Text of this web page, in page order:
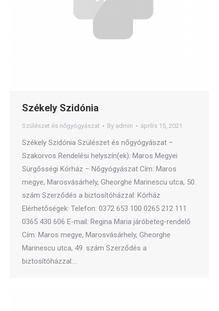
Székely Szidónia
Szülészet és nőgyógyászat By admin április 15, 2021
Székely Szidónia Szülészet és nőgyógyászat –
Szakorvos Rendelési helyszín(ek): Maros Megyei
Sürgősségi Kórház – Nőgyógyászat Cím: Maros
megye, Marosvásárhely, Gheorghe Marinescu utca, 50.
szám Szerződés a biztosítóházzal: Kórház
Elérhetőségek: Telefon: 0372 653 100 0265 212 111
0365 430 606 E-mail: Regina Maria járóbeteg-rendelő
Cím: Maros megye, Marosvásárhely, Gheorghe
Marinescu utca, 49. szám Szerződés a
biztosítóházzal:…